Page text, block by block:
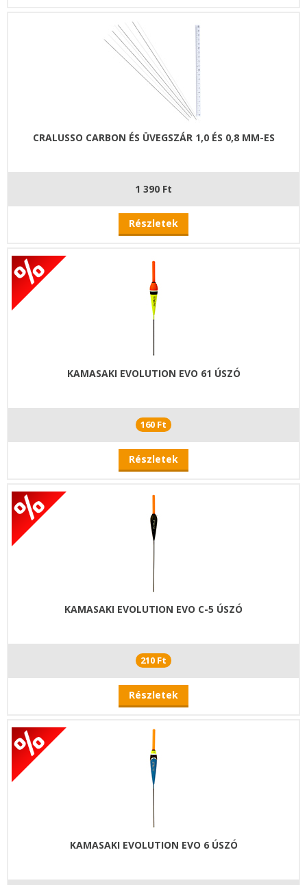
CRALUSSO CARBON ÉS ÜVEGSZÁR 1,0 ÉS 0,8 MM-ES
1 390 Ft
Részletek
KAMASAKI EVOLUTION EVO 61 ÚSZÓ
160 Ft
Részletek
KAMASAKI EVOLUTION EVO C-5 ÚSZÓ
210 Ft
Részletek
KAMASAKI EVOLUTION EVO 6 ÚSZÓ